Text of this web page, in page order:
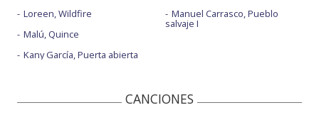
Pues - con R3HAB y Luis Fonsi
Ready for the ride - con Stalk Ashley
Rockabye - con Clean Bandit y Anne-Marie
Shot & wine - con Stefflon Don
Loreen, Wildfire
Malú, Quince
Kany García, Puerta abierta
Manuel Carrasco, Pueblo
salvaje I
CANCIONES